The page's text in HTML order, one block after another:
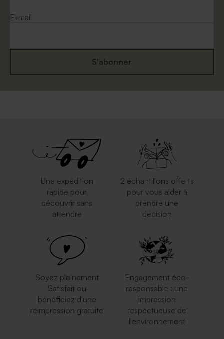
rectangulaire (14 x 12,5 cm)
E-mail
S'abonner
Une expédition
rapide pour
découvrir sans
attendre
2 échantillons offerts
pour vous aider à
prendre une
décision
Soyez pleinement
Satisfait ou
bénéficiez d'une
réimpression gratuite
Engagement éco-
responsable : une
impression
respectueuse de
l'environnement